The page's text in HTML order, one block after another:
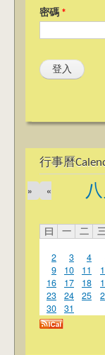
密碼 *
行事曆
八
«
»
曰 一 二
2
3 4
9
10 11
16
17 18
23
24 25
30
31